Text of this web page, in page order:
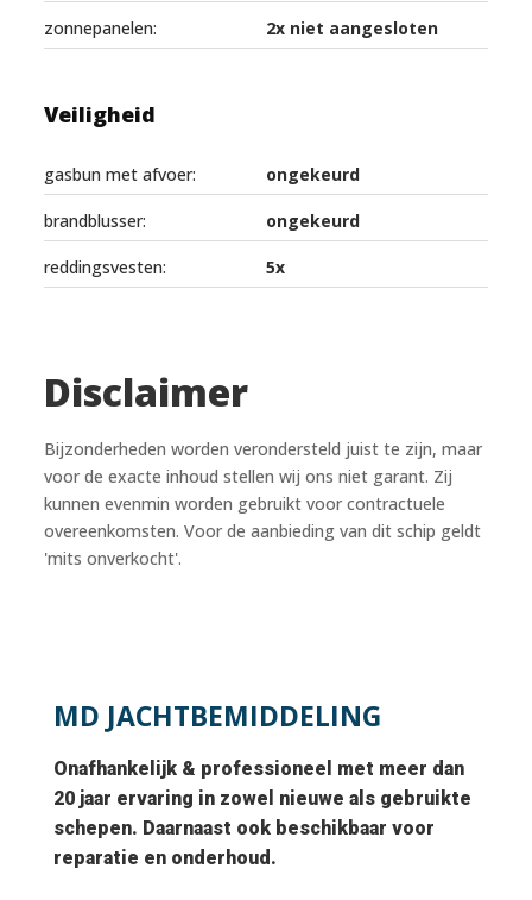
zonnepanelen: 2x niet aangesloten
Veiligheid
gasbun met afvoer: ongekeurd
brandblusser: ongekeurd
reddingsvesten: 5x
Disclaimer
Bijzonderheden worden verondersteld juist te zijn, maar
voor de exacte inhoud stellen wij ons niet garant. Zij
kunnen evenmin worden gebruikt voor contractuele
overeenkomsten. Voor de aanbieding van dit schip geldt
'mits onverkocht'.
MD JACHTBEMIDDELING
Onafhankelijk & professioneel met meer dan
20 jaar ervaring in zowel nieuwe als gebruikte
schepen. Daarnaast ook beschikbaar voor
reparatie en onderhoud.